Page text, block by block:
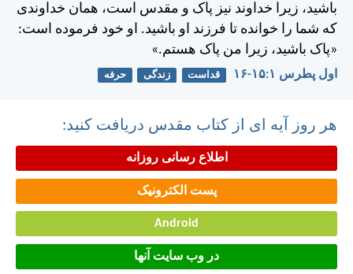
باشيد، زيرا خداوند نيز پاک و مقدس است، همان خداوندی
كه شما را خوانده تا فرزند او باشيد. او خود فرموده است:
«پاک باشيد، زيرا من پاک هستم.»
اول پطرس ۱:‏۱۵-‏۱۶ قداست زندگی حرفه
هر روز آیه ای از کتاب مقدس دریافت کنید:
اطلاع رسانی روزانه
پست الکترونیک
Android
در وب سایت آنها